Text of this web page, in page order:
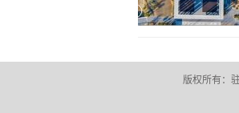
版权所有：